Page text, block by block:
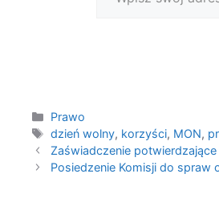
Kategorie
Prawo
Tagi
dzień wolny, korzyści, MON,
Zaświadczenie
Posiedzenie Komisji do spraw